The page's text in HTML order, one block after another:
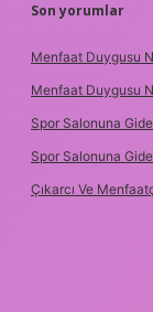
Son yorumlar
Menfaat Duygusu
Menfaat Duygusu
Spor Salonuna
Spor Salonuna
Çıkarcı Ve